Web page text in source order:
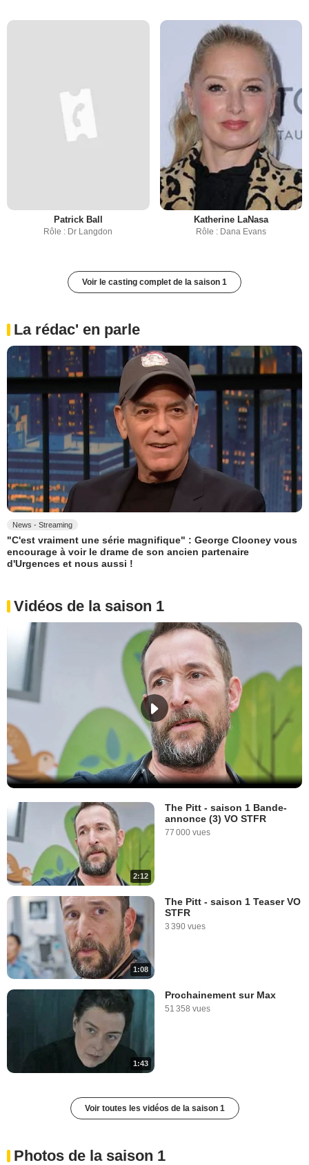
Patrick Ball
Rôle : Dr Langdon
Katherine LaNasa
Rôle : Dana Evans
Voir le casting complet de la saison 1
La rédac' en parle
News - Streaming
"C'est vraiment une série magnifique" : George Clooney vous
encourage à voir le drame de son ancien partenaire
d'Urgences et nous aussi !
Vidéos de la saison 1
2:12
The Pitt - saison 1 Bande-
annonce (3) VO STFR
77 000 vues
1:08
The Pitt - saison 1 Teaser VO
STFR
3 390 vues
1:43
Prochainement sur Max
51 358 vues
Voir toutes les vidéos de la saison 1
Photos de la saison 1